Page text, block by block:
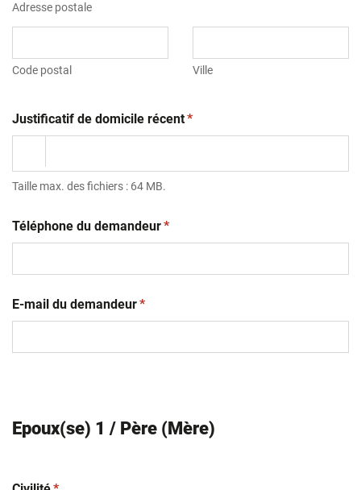
Adresse postale
Code postal Ville
Justificatif de domicile récent(obligatoire)
*
Taille max. des fichiers : 64 MB.
Téléphone du demandeur(obligatoire)
*
E-mail du demandeur(obligatoire)
*
Epoux(se) 1 / Père (Mère)